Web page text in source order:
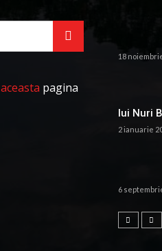
aceasta pagina
18
lui Nuri
2 ianuarie
6